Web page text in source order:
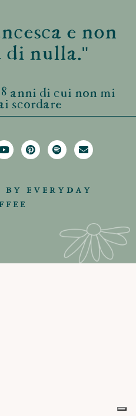
e non
di nulla."
anni di cui non mi
scordare
EVERYDAY